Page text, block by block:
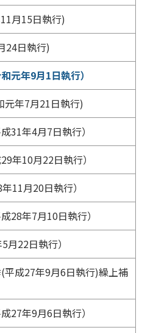
月15日執行)
24日執行)
元年9月1日執行）
元年7月21日執行)
31年4月7日執行）
年10月22日執行）
11月20日執行）
28年7月10日執行）
22日執行）
成27年9月6日執行)繰上補
27年9月6日執行）